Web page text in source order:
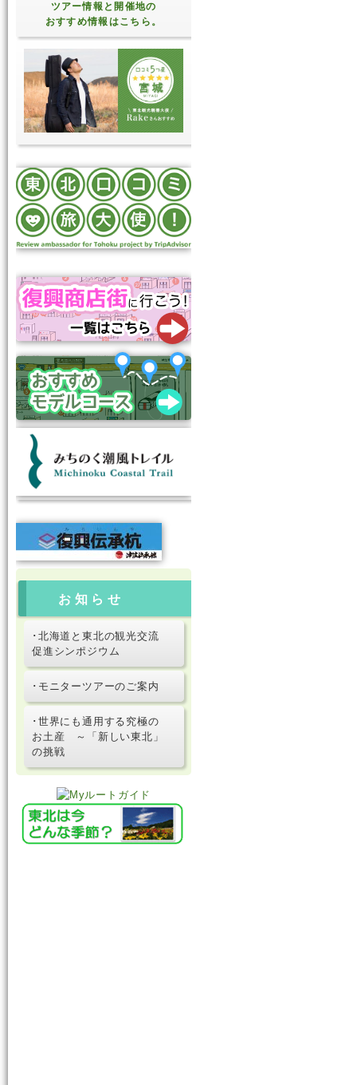
ツアー情報と開催地の
おすすめ情報はこちら。
お知らせ
･北海道と東北の観光交流
促進シンポジウム
･モニターツアーのご案内
･世界にも通用する究極の
お土産 ～「新しい東北」
の挑戦